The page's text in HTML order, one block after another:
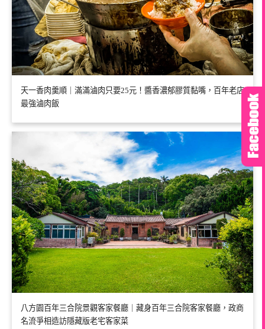
天一香肉羹順｜滿滿滷肉只要25元！醬香濃郁膠質黏嘴，百年老店
最強滷肉飯
八方園百年三合院景觀客家餐廳｜藏身百年三合院客家餐廳，政商
名流爭相造訪隱藏版老宅客家菜